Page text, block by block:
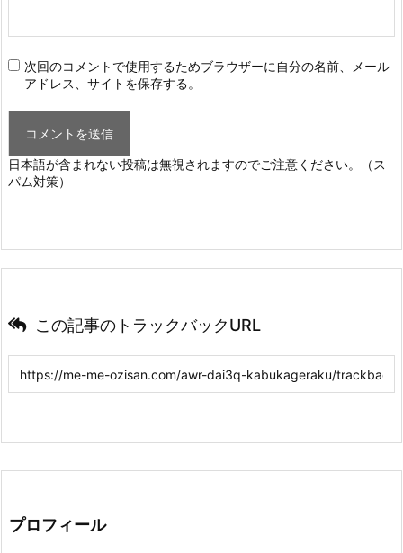
次回のコメントで使用するためブラウザーに自分の名前、メール
アドレス、サイトを保存する。
日本語が含まれない投稿は無視されますのでご注意ください。（ス
パム対策）
この記事のトラックバックURL
プロフィール